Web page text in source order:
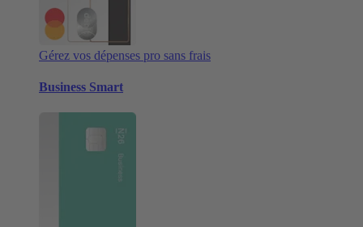
Gérez vos dépenses pro sans frais
Business Smart